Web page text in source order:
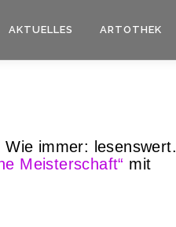
AKTUELLES ARTOTHEK
immer: lesenswert.
Meisterschaft“ mit